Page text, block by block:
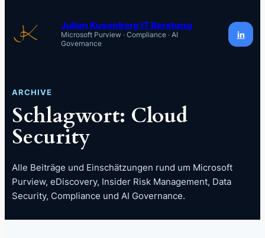
springen
Julian Kusenberg IT Beratung
Microsoft Purview · Compliance · AI
Governance
in
ARCHIVE
Schlagwort: Cloud
Security
Alle Beiträge und Einschätzungen rund um Microsoft
Purview, eDiscovery, Insider Risk Management, Data
Security, Compliance und AI Governance.